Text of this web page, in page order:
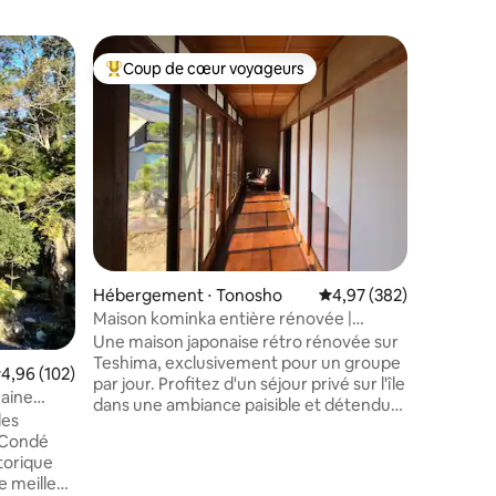
appréciés
moyenne sur la base de 102 commentaires : 4,96 sur 5
4,96 (102)
meilleur
Coups de cœur voyageurs les plus appréciés
Coup de cœur voyageurs
Hébergement ⋅ Tonosho Évaluation moyenne
4,97 (382)
Maison kominka entière rénovée |
Teshima | Retraite
Une maison japonaise rétro rénovée sur
Teshima, exclusivement pour un groupe
par jour. Profitez d'un séjour privé sur l'île
dans une ambiance paisible et détendue.